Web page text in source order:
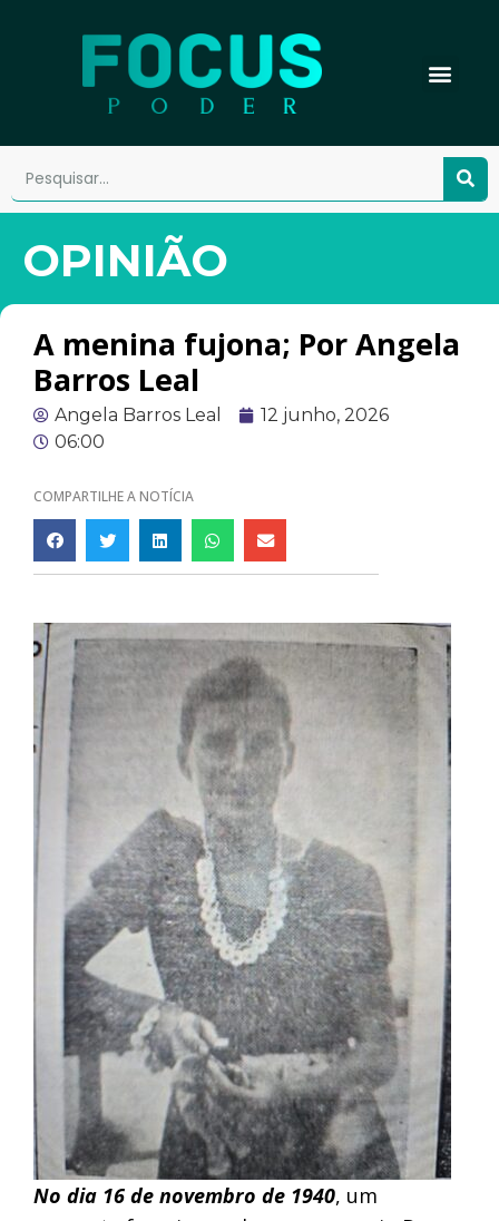
OPINIÃO
A menina fujona; Por Angela
Barros Leal
Angela Barros Leal
12 junho, 2026
06:00
COMPARTILHE A NOTÍCIA
No dia 16 de novembro de 1940, um